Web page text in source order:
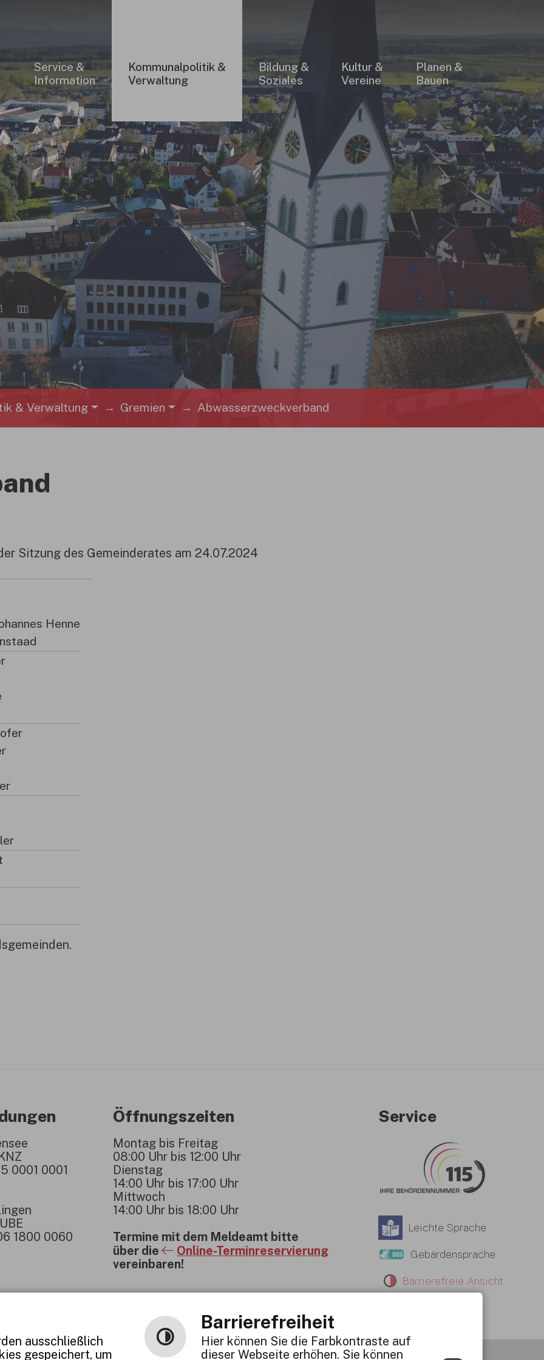
Service &
Information
Kommunalpolitik &
Verwaltung
Bildung &
Soziales
Kultur &
Vereine
Planen &
Bauen
& Verwaltung Gremien Abwasserzweckverband
Sitzung des Gemeinderates am 24.07.2024
Henne
0001 0001
1800 0060
Öffnungszeiten
Montag bis Freitag
08:00 Uhr bis 12:00 Uhr
Dienstag
14:00 Uhr bis 17:00 Uhr
Mittwoch
14:00 Uhr bis 18:00 Uhr
Termine mit dem Meldeamt bitte
über die
Online-Terminreservierung
vereinbaren!
Service
Leichte Sprache
Gebärdensprache
Barrierefreie Ansicht
ausschließlich
gespeichert, um
Barrierefreiheit
Hier können Sie die Farbkontraste auf
dieser Webseite erhöhen. Sie können